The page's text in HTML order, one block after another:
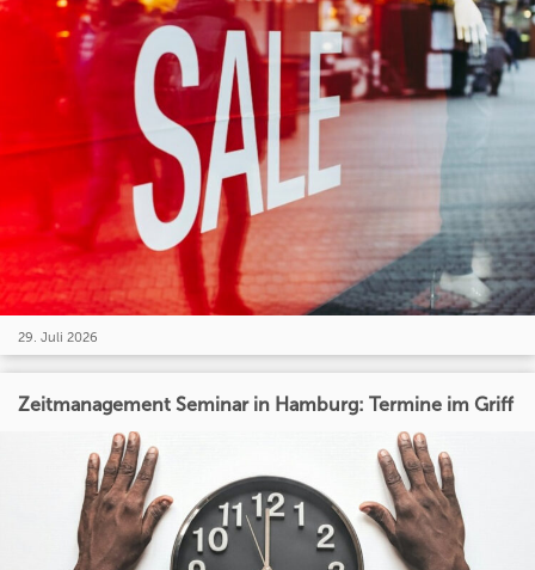
29. Juli 2026
Zeitmanagement Seminar in Hamburg: Termine im Griff